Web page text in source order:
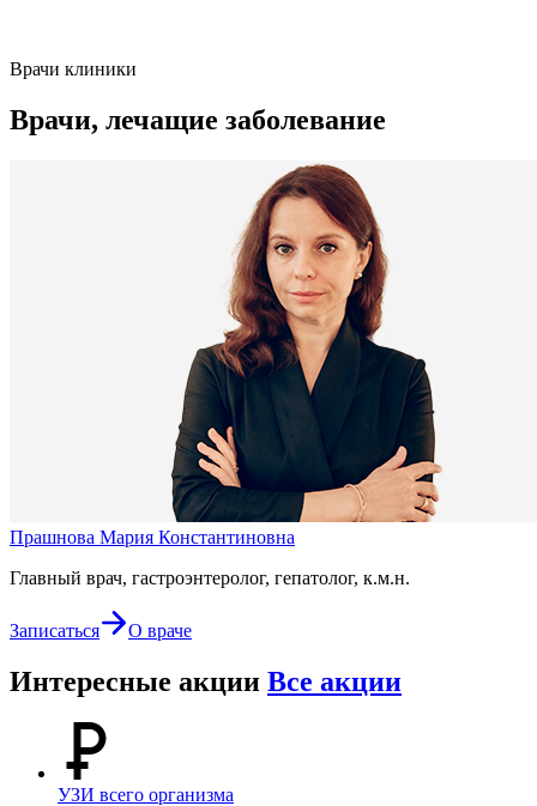
Врачи клиники
Врачи, лечащие заболевание
Прашнова Мария Константиновна
Главный врач, гастроэнтеролог, гепатолог, к.м.н.
Записаться О враче
Интересные акции Все акции
УЗИ всего организма